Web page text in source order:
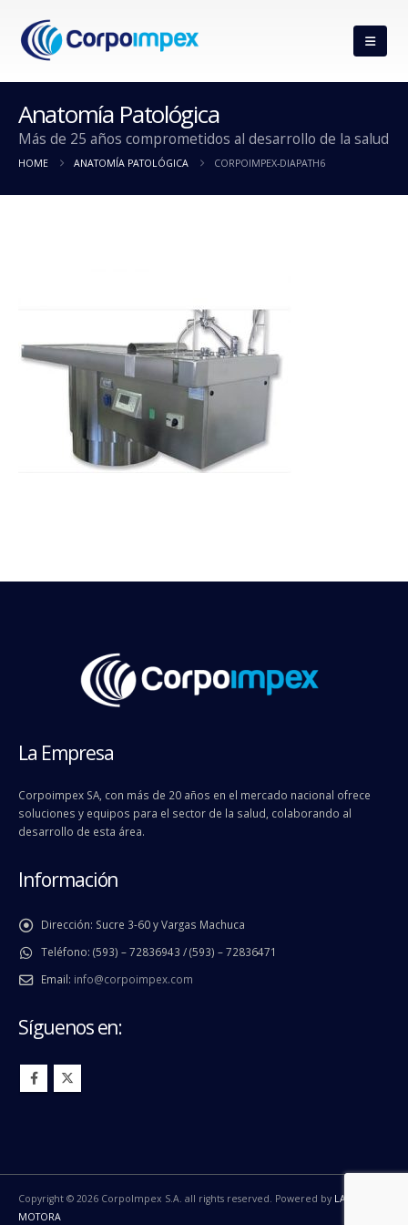
Anatomía Patológica
Más de 25 años comprometidos al desarrollo de la salud
HOME ANATOMÍA PATOLÓGICA CORPOIMPEX-DIAPATH6
La Empresa
Corpoimpex SA, con más de 20 años en el mercado nacional ofrece
soluciones y equipos para el sector de la salud, colaborando al
desarrollo de esta área.
Información
Dirección: Sucre 3-60 y Vargas Machuca
Teléfono: (593) – 72836943 / (593) – 72836471
Email: info@corpoimpex.com
Síguenos en:
Copyright © 2026 CorpoImpex S.A. all rights reserved. Powered by LA
MOTORA